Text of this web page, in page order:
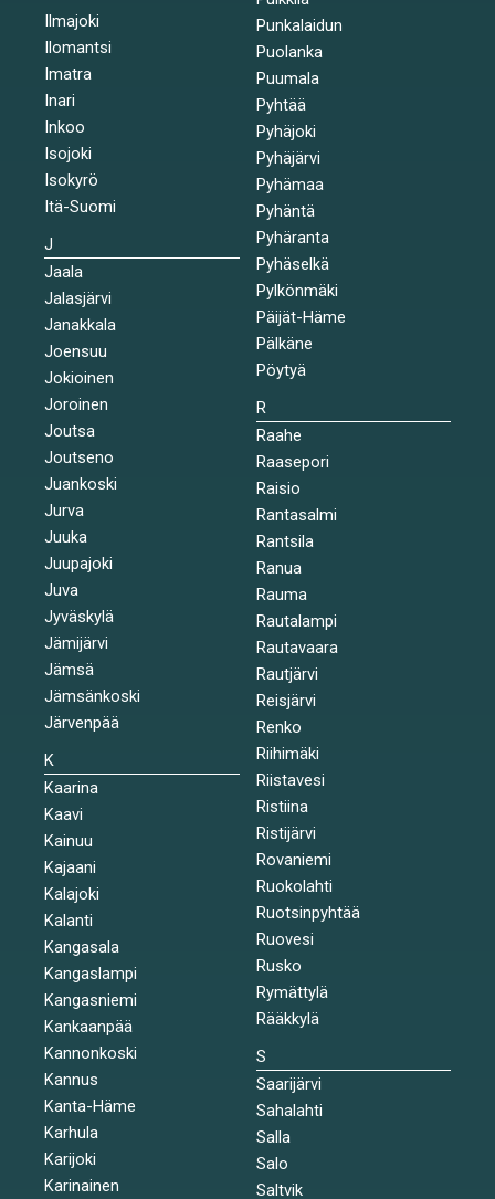
Ilmajoki
Ilomantsi
Imatra
Inari
Inkoo
Isojoki
Isokyrö
Itä-Suomi
J
Jaala
Jalasjärvi
Janakkala
Joensuu
Jokioinen
Joroinen
Joutsa
Joutseno
Juankoski
Jurva
Juuka
Juupajoki
Juva
Jyväskylä
Jämijärvi
Jämsä
Jämsänkoski
Järvenpää
K
Kaarina
Kaavi
Kainuu
Kajaani
Kalajoki
Kalanti
Kangasala
Kangaslampi
Kangasniemi
Kankaanpää
Kannonkoski
Kannus
Kanta-Häme
Karhula
Karijoki
Karinainen
Punkalaidun
Puolanka
Puumala
Pyhtää
Pyhäjoki
Pyhäjärvi
Pyhämaa
Pyhäntä
Pyhäranta
Pyhäselkä
Pylkönmäki
Päijät-Häme
Pälkäne
Pöytyä
R
Raahe
Raasepori
Raisio
Rantasalmi
Rantsila
Ranua
Rauma
Rautalampi
Rautavaara
Rautjärvi
Reisjärvi
Renko
Riihimäki
Riistavesi
Ristiina
Ristijärvi
Rovaniemi
Ruokolahti
Ruotsinpyhtää
Ruovesi
Rusko
Rymättylä
Rääkkylä
S
Saarijärvi
Sahalahti
Salla
Salo
Saltvik